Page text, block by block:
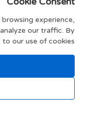
experience,
our traffic. By
our use of cookies.